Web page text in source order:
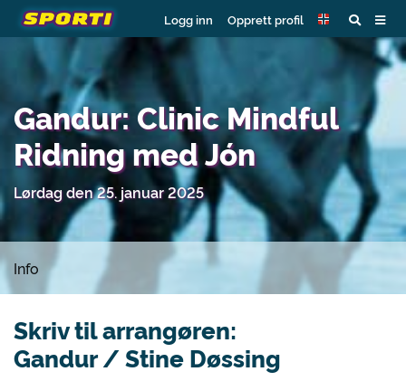
Logg inn Opprett profil
Gandur: Clinic Mindful
Ridning med Jón
Lørdag den 25. januar 2025
Info
Skriv til arrangøren:
Gandur / Stine Døssing